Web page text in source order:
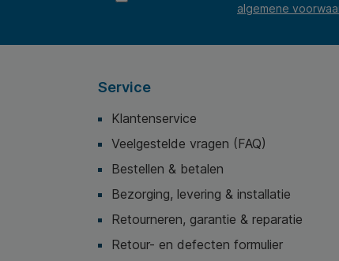
algemene
Service
Klantenservice
Veelgestelde vragen (FAQ)
Bestellen & betalen
Bezorging, levering & installatie
Retourneren, garantie & reparatie
Retour- en defecten formulier